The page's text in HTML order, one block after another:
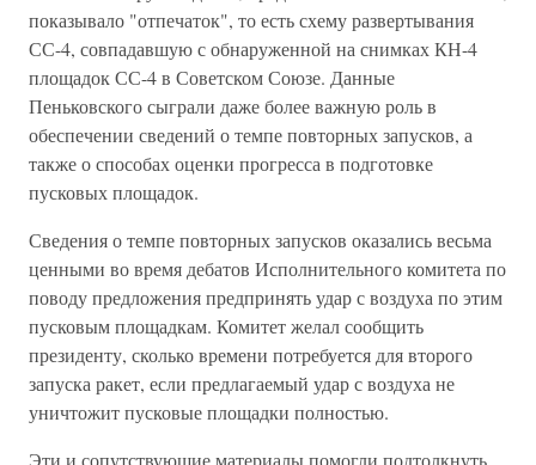
показывало "отпечаток", то есть схему развертывания
СС-4, совпадавшую с обнаруженной на снимках КН-4
площадок СС-4 в Советском Союзе. Данные
Пеньковского сыграли даже более важную роль в
обеспечении сведений о темпе повторных запусков, а
также о способах оценки прогресса в подготовке
пусковых площадок.
Сведения о темпе повторных запусков оказались весьма
ценными во время дебатов Исполнительного комитета по
поводу предложения предпринять удар с воздуха по этим
пусковым площадкам. Комитет желал сообщить
президенту, сколько времени потребуется для второго
запуска ракет, если предлагаемый удар с воздуха не
уничтожит пусковые площадки полностью.
Эти и сопутствующие материалы помогли подтолкнуть